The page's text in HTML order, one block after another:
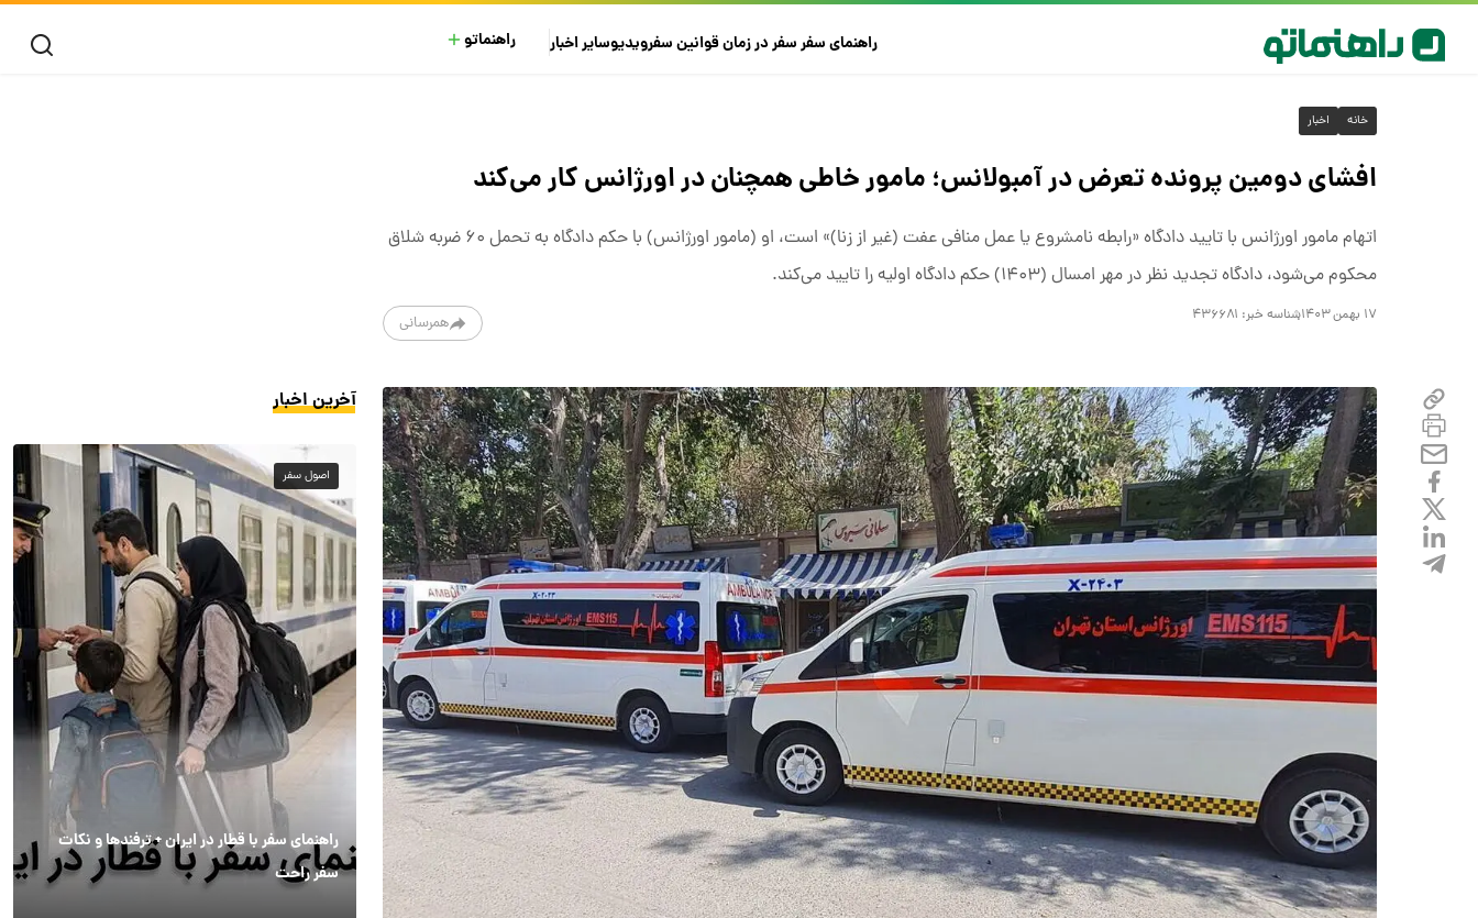
راهنمای سفرسفر در زمانقوانین سفرویدیوسایراخبار راهنماتو
خانه اخبار
افشای دومین پرونده تعرض در آمبولانس؛ مامور خاطی همچنان در اورژانس کار می‌کند
اتهام مامور اورژانس با تایید دادگاه «رابطه نامشروع یا عمل منافی عفت (غیر از زنا)» است، او (مامور اورژانس) با حکم دادگاه به تحمل ۶۰ ضربه شلاق
محکوم می‌شود، دادگاه تجدید نظر در مهر امسال (۱۴۰۳) حکم دادگاه اولیه را تایید می‌کند.
۱۷ بهمن ۱۴۰۳ شناسه خبر: ۴۳۶۶۸۱ همرسانی
آخرین اخبار
اصول سفر
راهنمای سفر با قطار در ایران + ترفندها و نکات
سفر راحت